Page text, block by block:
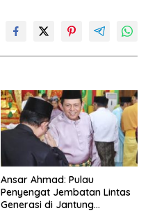
Ansar Ahmad: Pulau
Penyengat Jembatan Lintas
Generasi di Jantung